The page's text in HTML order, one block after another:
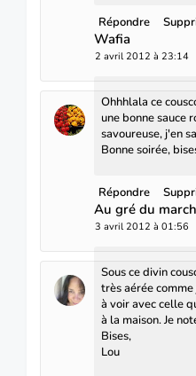
Répondre
Wafia
2 avril 2012 à 23:14
Ohhhlala ce
une bonne sauce
savoureuse, j'en
Bonne soirée,
Répondre
Au gré du
3 avril 2012 à 01:56
Sous ce divin
très aérée
à voir avec celle
à la maison. Je
Bises,
Lou